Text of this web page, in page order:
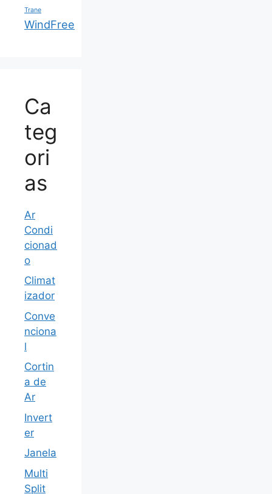
Trane
WindFree
Ca
teg
ori
as
Ar
Condi
cionad
o
Climat
izador
Conve
nciona
l
Cortin
a de
Ar
Invert
er
Janela
Multi
Split